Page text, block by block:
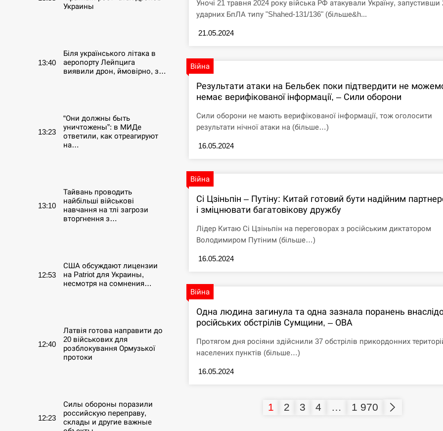
Украины
13:40
Біля українського літака в
аеропорту Лейпцига
виявили дрон, ймовірно, з…
13:23
“Они должны быть
уничтожены”: в МИДе
ответили, как отреагируют
на…
13:10
Тайвань проводить
найбільші військові
навчання на тлі загрози
вторгнення з…
12:53
США обсуждают лицензии
на Patriot для Украины,
несмотря на сомнения…
12:40
Латвія готова направити до
20 військових для
розблокування Ормузької
протоки
12:23
Силы обороны поразили
российскую переправу,
склады и другие важные
Уночі 21 травня 2024 року війська РФ атакували Україну, запустивши
ударних БпЛА типу "Shahed-131/136" (більше&h...
21.05.2024
Війна
Результати атаки на Бельбек поки підтвердити не
немає верифікованої інформації, – Сили оборони
Сили оборони не мають верифікованої інформації, тож оголосити
результати нічної атаки на (більше…)
16.05.2024
Війна
Сі Цзіньпін – Путіну: Китай готовий бути надійним
і зміцнювати багатовікову дружбу
Лідер Китаю Сі Цзіньпін на переговорах з російським диктатором
Володимиром Путіним (більше…)
16.05.2024
Війна
Одна людина загинула та одна зазнала поранень
російських обстрілів Сумщини, – ОВА
Протягом дня росіяни здійснили 37 обстрілів прикордонних
населених пунктів (більше…)
16.05.2024
1 2 3 4 … 1 970